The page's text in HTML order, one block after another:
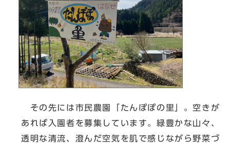
その先には市民農園「たんぽぽの里」。空きが
あれば入園者を募集しています。緑豊かな山々、
透明な清流、澄んだ空気を肌で感じながら野菜づ